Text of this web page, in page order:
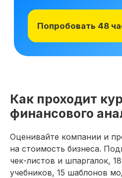
Как проходит
финансового
Оценивайте компании и
на стоимость бизнеса.
чек-листов и шпаргалок,
учебников, 15 шаблонов
Получить программу
сегодня
материалам курса на 48 часов,
оценить качество программы,
погрузиться в обучение и
сомнений